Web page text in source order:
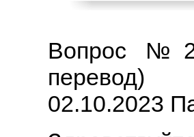
Вопрос
перевод)
02.10.2023